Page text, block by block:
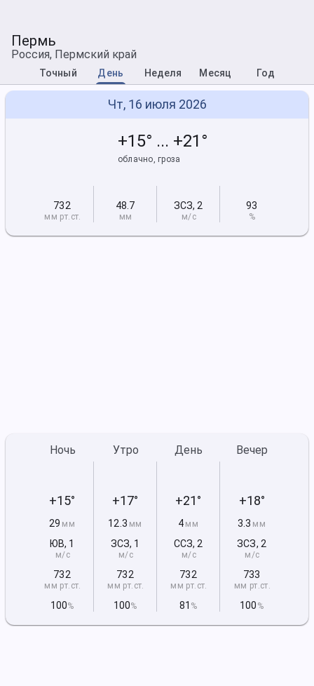
Пермь
Россия, Пермский край
Точный День Неделя Месяц Год
Чт, 16 июля 2026
+15° ... +21°
облачно, гроза
732
мм рт.ст.
48.7
мм
ЗСЗ, 2
м/с
93
%
Ночь
+15°
29 мм
ЮВ, 1
м/с
732
мм рт.ст.
100%
Утро
+17°
12.3 мм
ЗСЗ, 1
м/с
732
мм рт.ст.
100%
День
+21°
4 мм
ССЗ, 2
м/с
732
мм рт.ст.
81 %
Вечер
+18°
3.3 мм
ЗСЗ, 2
м/с
733
мм рт.ст.
100 %